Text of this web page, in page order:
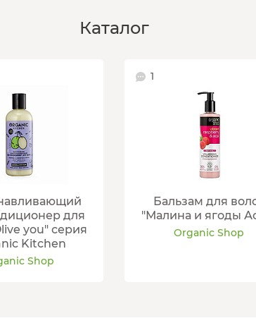
Каталог
для
you" серия
Kitchen
Shop
1
Бальзам для
"Малина и ягоды
Organic Shop